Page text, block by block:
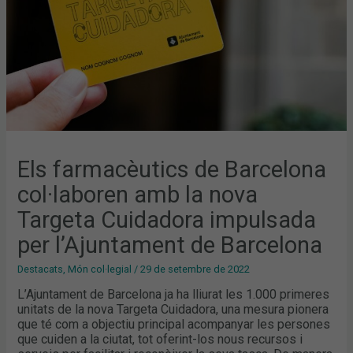
Els farmacèutics de Barcelona
col·laboren amb la nova
Targeta Cuidadora impulsada
per l’Ajuntament de Barcelona
Destacats Món col·legial /29 de setembre de 2022
L’Ajuntament de Barcelona ja ha lliurat les 1.000 primeres
unitats de la nova Targeta Cuidadora, una mesura pionera
que té com a objectiu principal acompanyar les persones
que cuiden a la ciutat, tot oferint-los nous recursos i
TARGETA
CUIDADORA
IMPULSADA
L’AJUNTAMENT
BARCELONA